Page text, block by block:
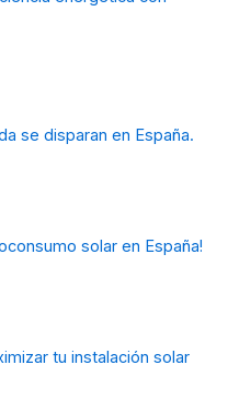
se disparan en España.
solar en España!
tu instalación solar